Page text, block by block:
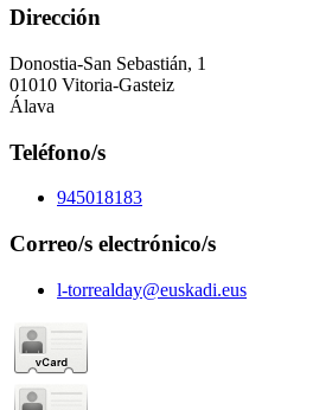
Dirección
Donostia-San Sebastián, 1
01010 Vitoria-Gasteiz
Álava
Teléfono/s
945018183
Correo/s electrónico/s
l-torrealday@euskadi.eus